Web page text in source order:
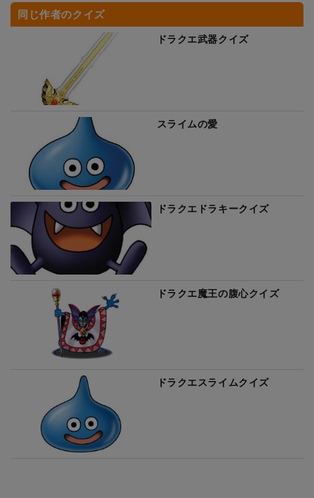
同じ作者のクイズ
ドラクエ武器クイズ
スライムの愛
ドラクエドラキークイズ
ドラクエ魔王の腹心クイズ
ドラクエスライムクイズ